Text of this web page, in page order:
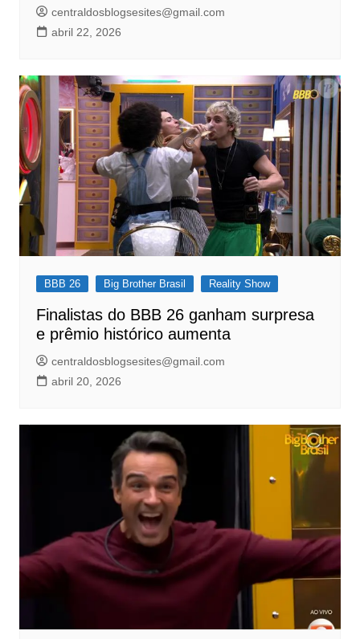
centraldosblogsesites@gmail.com
abril 22, 2026
BBB 26 Big Brother Brasil Reality Show
Finalistas do BBB 26 ganham surpresa
e prêmio histórico aumenta
centraldosblogsesites@gmail.com
abril 20, 2026